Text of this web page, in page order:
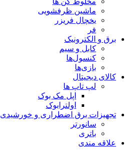
ماشین ظرفشویی
یخچال فریزر
فر
برق و الکترونیک
کابل و سیم
کنسول‌ها
بازی‌ها
کالای دیجیتال
لپ تاپ ها
اپل مک بوک
اولترابوک
تجهیزات برق اضطراری و خورشیدی
سانورتر
باتری
علاقه مندی